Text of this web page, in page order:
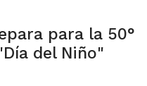
para la 50°
del Niño"